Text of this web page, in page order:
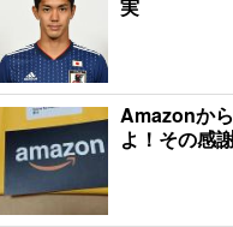
実
Amazonか
よ！その感